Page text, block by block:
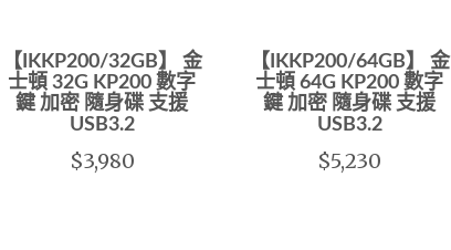
【IKKP200/32GB】 金
士頓 32G KP200 數字
鍵 加密 隨身碟 支援
USB3.2
$3,980
【IKKP200/64GB】 金
士頓 64G KP200 數字
鍵 加密 隨身碟 支援
USB3.2
$5,230